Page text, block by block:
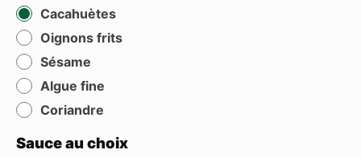
Cacahuètes
Oignons frits
Sésame
Algue fine
Coriandre
Sauce au choix